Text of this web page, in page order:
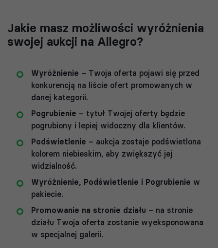
Jakie masz możliwości wyróżnienia
swojej aukcji na Allegro?
Wyróżnienie – Twoja oferta pojawi się przed
konkurencją na liście ofert promowanych w
danej kategorii.
Pogrubienie – tytuł Twojej oferty będzie
pogrubiony i lepiej widoczny dla klientów.
Podświetlenie – aukcja zostaje podświetlona
kolorem niebieskim, aby zwiększyć jej
widzialność.
Wyróżnienie, Podświetlenie i Pogrubienie w
pakiecie.
Promowanie na stronie działu – na stronie
działu Twoja oferta zostanie wyeksponowana
w specjalnej galerii.